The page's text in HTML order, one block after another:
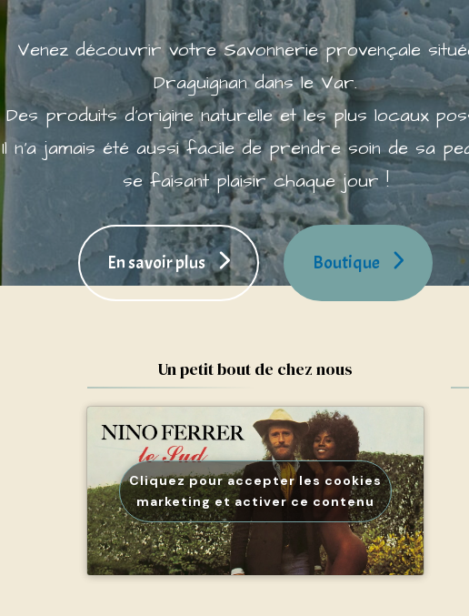
Venez découvrir votre Savonnerie provençale
Draguignan dans le Var.
Des produits d'origine naturelle et les plus locaux
Il n'a jamais été aussi facile de prendre soin de sa
se faisant plaisir chaque jour !
En savoir plus Boutique
Un petit bout de chez nous
Cliquez pour accepter les cookies
marketing et activer ce contenu